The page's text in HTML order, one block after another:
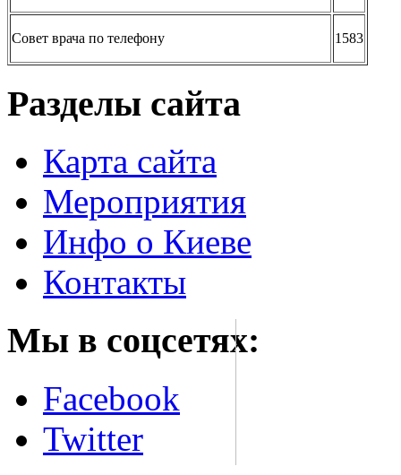
Совет врача по телефону 1583
Разделы сайта
Карта сайта
Мероприятия
Инфо о Киеве
Контакты
Мы в соцсетях:
Facebook
Twitter